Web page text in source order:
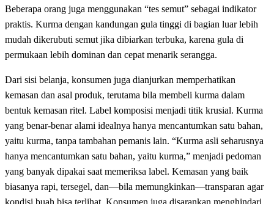
Beberapa orang juga menggunakan “tes semut” sebagai indikator
praktis. Kurma dengan kandungan gula tinggi di bagian luar lebih
mudah dikerubuti semut jika dibiarkan terbuka, karena gula di
permukaan lebih dominan dan cepat menarik serangga.
Dari sisi belanja, konsumen juga dianjurkan memperhatikan
kemasan dan asal produk, terutama bila membeli kurma dalam
bentuk kemasan ritel. Label komposisi menjadi titik krusial. Kurma
yang benar-benar alami idealnya hanya mencantumkan satu bahan,
yaitu kurma, tanpa tambahan pemanis lain. “Kurma asli seharusnya
hanya mencantumkan satu bahan, yaitu kurma,” menjadi pedoman
yang banyak dipakai saat memeriksa label. Kemasan yang baik
biasanya rapi, tersegel, dan—bila memungkinkan—transparan agar
kondisi buah bisa terlihat. Konsumen juga disarankan menghindari